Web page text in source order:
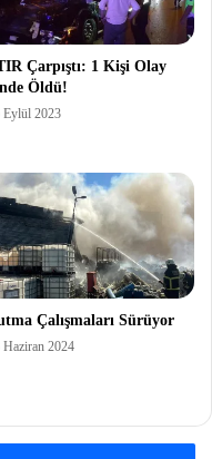
Çarpıştı: 1 Kişi Olay
Öldü!
Eylül 2023
Çalışmaları Sürüyor
Haziran 2024